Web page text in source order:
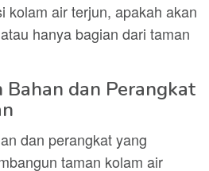
kolam air terjun, apakah akan
hanya bagian dari taman
Bahan dan Perangkat
dan perangkat yang
taman kolam air